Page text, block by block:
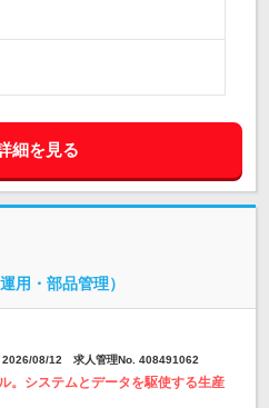
細を見る
用・部品管理）
08/12 求人管理No. 408491062
。システムとデータを駆使する生産